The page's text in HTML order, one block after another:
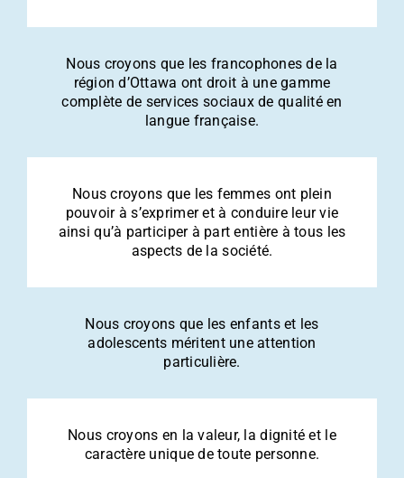
Nous croyons que les francophones de la
région d’Ottawa ont droit à une gamme
complète de services sociaux de qualité en
langue française.
Nous croyons que les femmes ont plein
pouvoir à s’exprimer et à conduire leur vie
ainsi qu’à participer à part entière à tous les
aspects de la société.
Nous croyons que les enfants et les
adolescents méritent une attention
particulière.
Nous croyons en la valeur, la dignité et le
caractère unique de toute personne.